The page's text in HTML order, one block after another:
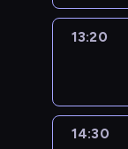
13:20
14:30